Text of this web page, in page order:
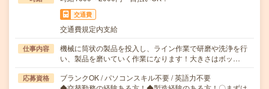
交通費
交通費規定内支給
仕事内容
機械に筒状の製品を投入し、ライン作業で研磨や洗浄を行
い、製品を磨いていく作業になります！大きさはボッ…
応募資格
ブランクOK / パソコンスキル不要 / 英語力不要